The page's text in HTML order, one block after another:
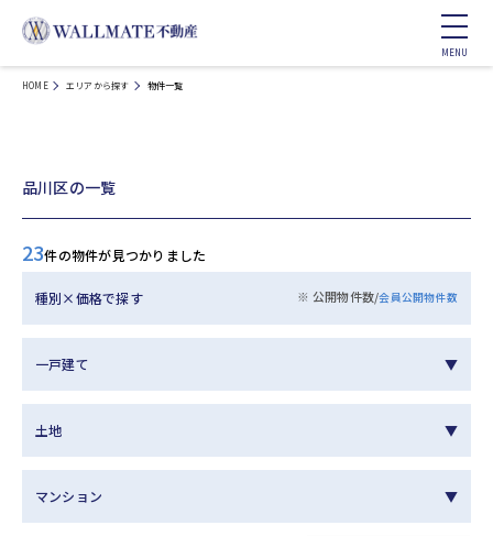
HOME エリアから探す 物件一覧
品川区の一覧
23件の物件が見つかりました
種別×価格で探す ※ 公開物件数/会員公開物件数
一戸建て
土地
マンション